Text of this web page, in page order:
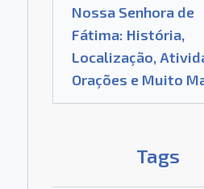
Nossa Senhora de
Fátima: História,
Localização,
Orações e Muito
Tags